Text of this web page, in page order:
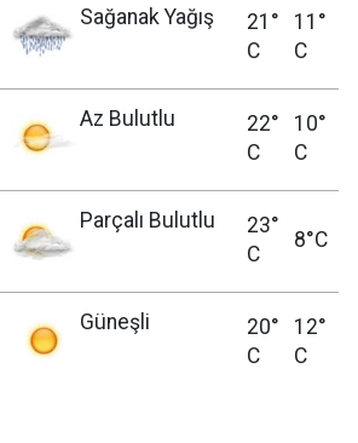
Sağanak Yağış
21°
C
11°
C
Az Bulutlu
22°
C
10°
C
Parçalı Bulutlu
23°
C
8°C
Güneşli
20°
C
12°
C